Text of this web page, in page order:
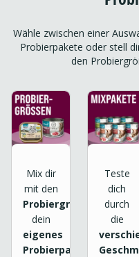
Wähle zwischen einer
Probierpakete oder stell
den
Mix dir
mit den
Probiergrößen
dein
eigenes
Probierpaket
Teste
dich
durch
die